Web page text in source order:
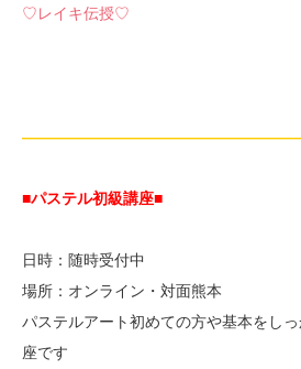
♡レイキ伝授♡
■パステル初級講座■
日時：随時受付中
場所：オンライン・対面熊本
パステルアート初めての方や基本をし
座です